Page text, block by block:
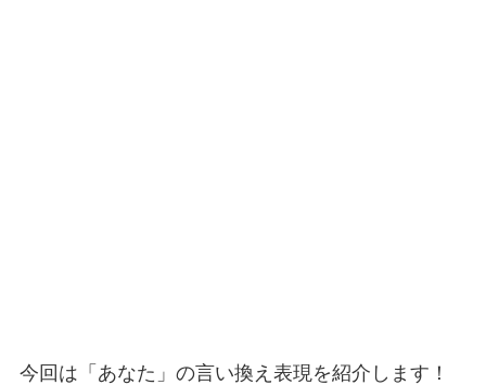
今回は「あなた」の言い換え表現を紹介します！